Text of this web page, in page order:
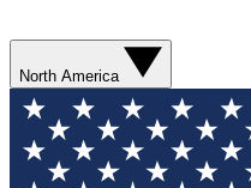
North America